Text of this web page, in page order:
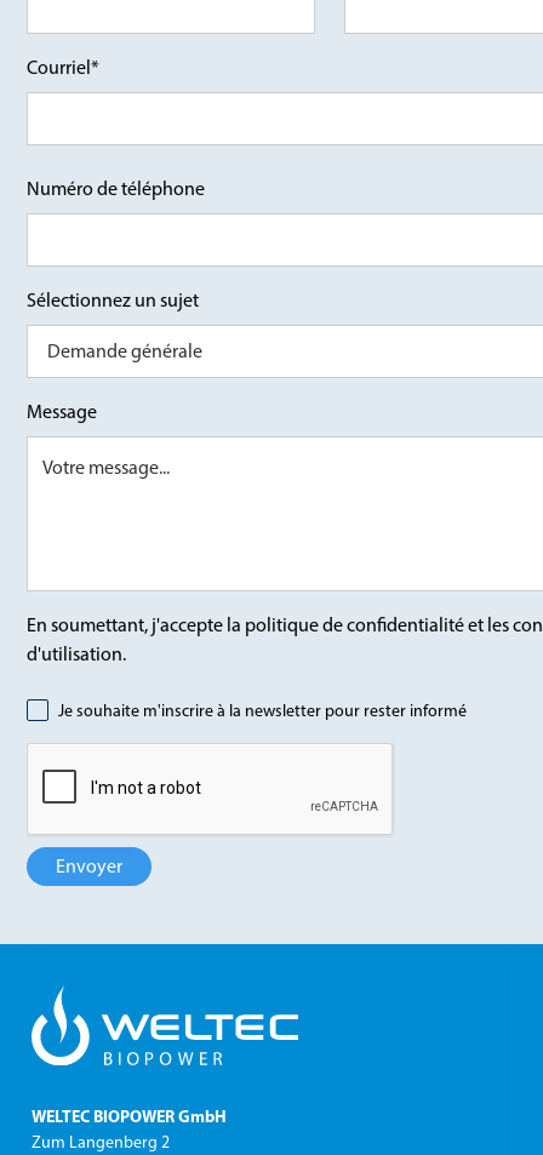
Courriel*
Numéro de téléphone
Sélectionnez un sujet
Message
En soumettant, j'accepte la politique de confidentialité et les
d'utilisation.
Je souhaite m'inscrire à la newsletter pour rester informé
WELTEC BIOPOWER GmbH
Zum Langenberg 2